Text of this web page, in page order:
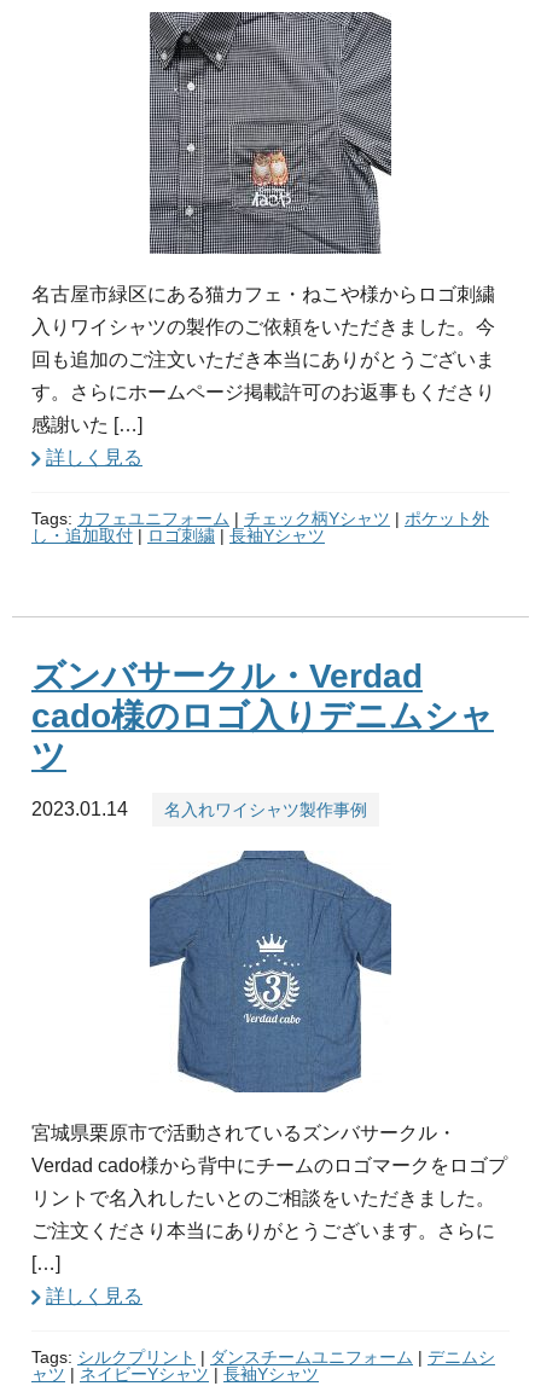
名古屋市緑区にある猫カフェ・ねこや様からロゴ刺繍
入りワイシャツの製作のご依頼をいただきました。今
回も追加のご注文いただき本当にありがとうございま
す。さらにホームページ掲載許可のお返事もくださり
感謝いた […]
詳しく見る
Tags: カフェユニフォーム | チェック柄Yシャツ | ポケット外
し・追加取付 | ロゴ刺繍 | 長袖Yシャツ
ズンバサークル・Verdad
cado様のロゴ入りデニムシャ
ツ
2023.01.14 名入れワイシャツ製作事例
宮城県栗原市で活動されているズンバサークル・
Verdad cado様から背中にチームのロゴマークをロゴプ
リントで名入れしたいとのご相談をいただきました。
ご注文くださり本当にありがとうございます。さらに
[…]
詳しく見る
Tags: シルクプリント | ダンスチームユニフォーム | デニムシ
ャツ | ネイビーYシャツ | 長袖Yシャツ